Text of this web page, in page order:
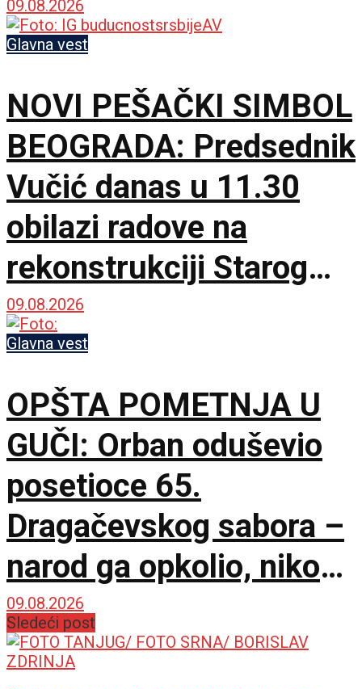
09.08.2026
Glavna vest
NOVI PEŠAČKI SIMBOL
BEOGRADA: Predsednik
Vučić danas u 11.30
obilazi radove na
rekonstrukciji Starog
železničkog mosta
09.08.2026
Glavna vest
OPŠTA POMETNJA U
GUČI: Orban oduševio
posetioce 65.
Dragačevskog sabora –
narod ga opkolio, niko
ne veruje koliko je
opušten
09.08.2026
Sledeći post